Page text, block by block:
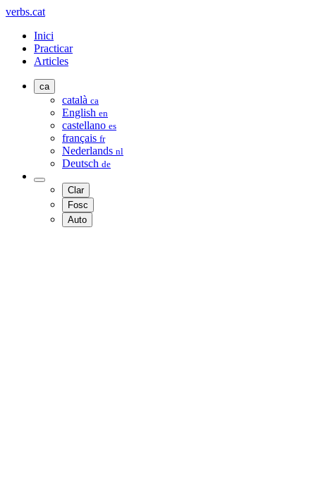
verbs.cat
Inici
Practicar
Articles
ca
català ca
English en
castellano es
français fr
Nederlands nl
Deutsch de
Clar
Fosc
Auto